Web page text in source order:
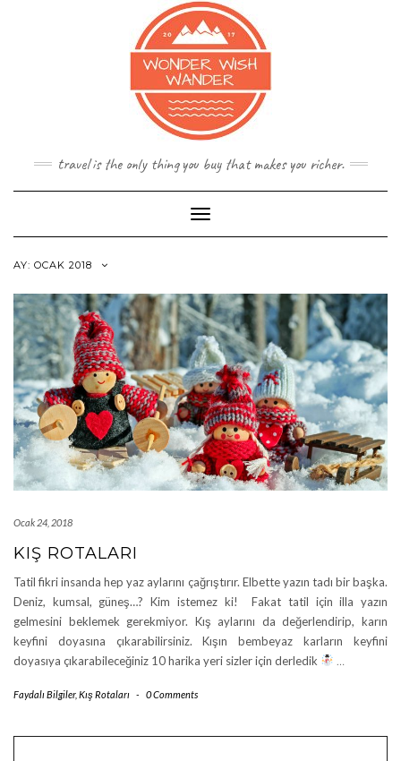
travel is the only thing you buy that makes you richer.
Toggle
Navigation
AY: OCAK 2018
Ocak 24, 2018
KIŞ ROTALARI
Tatil fikri insanda hep yaz aylarını çağrıştırır. Elbette yazın tadı bir başka.
Deniz, kumsal, güneş…? Kim istemez ki! Fakat tatil için illa yazın
gelmesini beklemek gerekmiyor. Kış aylarını da değerlendirip, karın
keyfini doyasına çıkarabilirsiniz. Kışın bembeyaz karların keyfini
doyasıya çıkarabileceğiniz 10 harika yeri sizler için derledik
…
Faydalı Bilgiler, Kış Rotaları - 0 Comments